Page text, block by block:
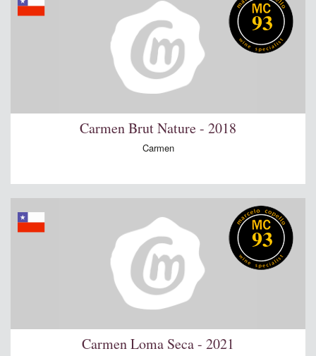
93
Carmen Brut Nature - 2018
Carmen
93
Carmen Loma Seca - 2021